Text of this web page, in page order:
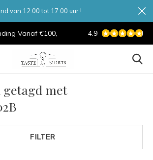
Vanaf €100,- 7 Dagen Per
4.9
van 12:00 tot 17:00 uur !
met
FILTER